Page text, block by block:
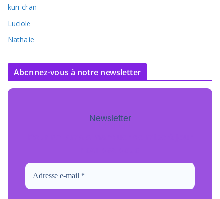
kuri-chan
Luciole
Nathalie
Abonnez-vous à notre newsletter
Newsletter